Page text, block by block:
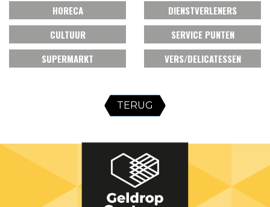
HORECA
DIENSTVERLENERS
CULTUUR
SERVICE PUNTEN
SUPERMARKT
VERS/DELICATESSEN
TERUG